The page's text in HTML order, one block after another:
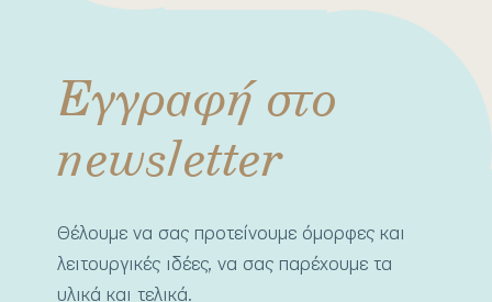
Εγγραφή στο
newsletter
Θέλουμε να σας προτείνουμε όμορφες και
λειτουργικές ιδέες, να σας παρέχουμε τα
υλικά και τελικά.